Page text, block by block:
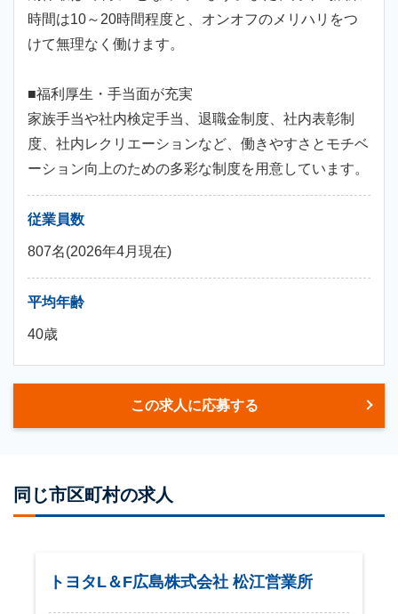
時間は10～20時間程度と、オンオフのメリハリをつ
けて無理なく働けます。
■福利厚生・手当面が充実
家族手当や社内検定手当、退職金制度、社内表彰制
度、社内レクリエーションなど、働きやすさとモチベ
ーション向上のための多彩な制度を用意しています。
従業員数
807名(2026年4月現在)
平均年齢
40歳
この求人に応募する
同じ市区町村の求人
トヨタL＆F広島株式会社 松江営業所